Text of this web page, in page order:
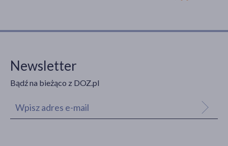
Newsletter
Bądź na bieżąco z DOZ.pl